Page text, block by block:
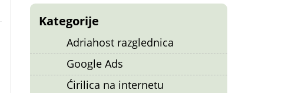
Kategorije
Adriahost razglednica
Google Ads
Ćirilica na internetu